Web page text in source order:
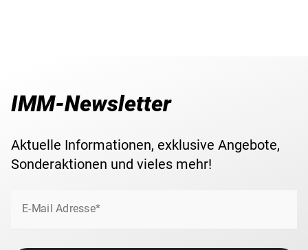
IMM-Newsletter
Aktuelle Informationen, exklusive Angebote,
Sonderaktionen und vieles mehr!
E-Mail Adresse*